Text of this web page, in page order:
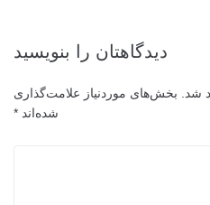
دیدگاهتان را بنویسید
شد.
بخش‌های موردنیاز علامت‌گذاری
شده‌اند *